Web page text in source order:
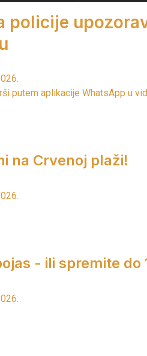
policije
putem aplikacije WhatsApp u
na Crvenoj plaži!
- ili spremite do